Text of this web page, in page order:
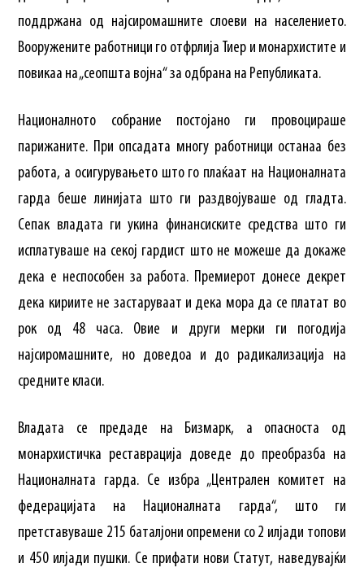
поддржана од најсиромашните слоеви на населението.
Вооружените работници го отфрлија Тиер и монархистите и
повикаа на „сеопшта војна“ за одбрана на Републиката.
Националното собрание постојано ги провоцираше
парижаните. При опсадата многу работници останаа без
работа, а осигурувањето што го плаќаат на Националната
гарда беше линијата што ги раздвојуваше од гладта.
Сепак владата ги укина финансиските средства што ги
исплатуваше на секој гардист што не можеше да докаже
дека е неспособен за работа. Премиерот донесе декрет
дека кириите не застаруваат и дека мора да се платат во
рок од 48 часа. Овие и други мерки ги погодија
најсиромашните, но доведоа и до радикализација на
средните класи.
Владата се предаде на Бизмарк, а опасноста од
монархистичка реставрација доведе до преобразба на
Националната гарда. Се избра „Централен комитет на
федерацијата на Националната гарда“, што ги
претставуваше 215 баталјони опремени со 2 илјади топови
и 450 илјади пушки. Се прифати нови Статут, наведувајќи